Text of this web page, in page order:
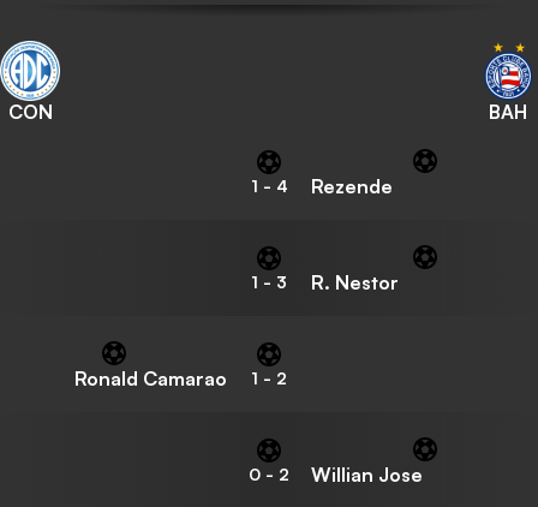
CON BAH
1 - 4 Rezende
1 - 3 R. Nestor
Ronald Camarao 1 - 2
0 - 2 Willian Jose